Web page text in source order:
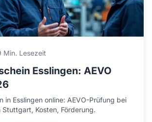
Min. Lesezeit
Esslingen: AEVO
in Esslingen online: AEVO-Prüfung bei
Stuttgart, Kosten, Förderung.